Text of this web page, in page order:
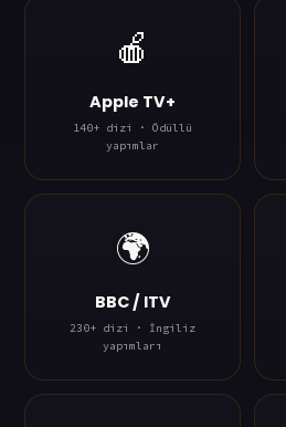
🍎
Apple TV+
140+ dizi · Ödüllü
yapımlar
🌍
BBC / ITV
230+ dizi · İngiliz
yapımları